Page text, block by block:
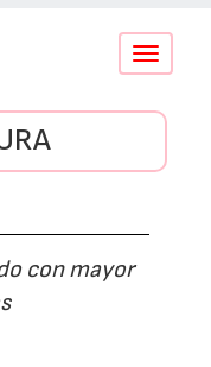
Conmutar
con mayor